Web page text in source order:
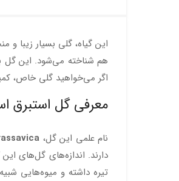
این گیاه، گلی بسیار زیبا
هم شناخته می‌شود. این گل
اگر می‌خواهید گلی خاص،
معرفی گل استبرق
نام علمی این گل،
تیره داشته و میوه‌هایی